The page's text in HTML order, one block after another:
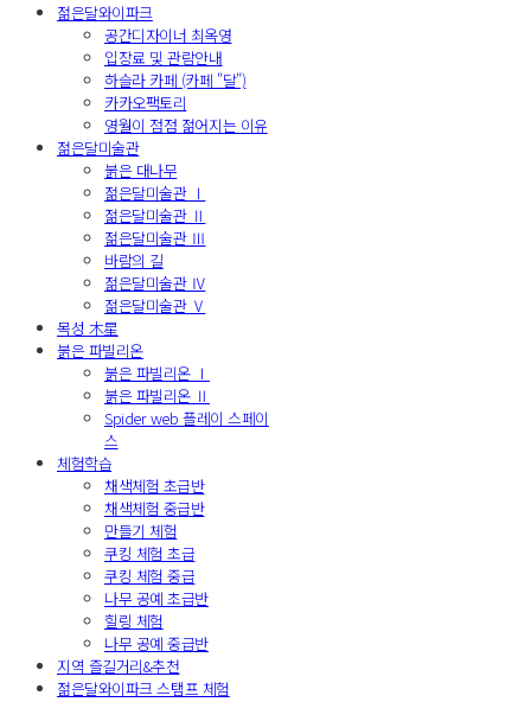
젊은달와이파크
공간디자이너 최옥영
입장료 및 관람안내
하슬라 카페 (카페 "달")
카카오팩토리
영월이 점점 젊어지는 이유
젊은달미술관
붉은 대나무
젊은달미술관 Ⅰ
젊은달미술관 Ⅱ
젊은달미술관 Ⅲ
바람의 길
젊은달미술관 Ⅳ
젊은달미술관 Ⅴ
목성 木星
붉은 파빌리온
붉은 파빌리온 Ⅰ
붉은 파빌리온 Ⅱ
Spider web 플레이 스페이
스
체험학습
채색체험 초급반
채색체험 중급반
만들기 체험
쿠킹 체험 초급
쿠킹 체험 중급
나무 공예 초급반
힐링 체험
나무 공예 중급반
지역 즐길거리&추천
젊은달와이파크 스탬프 체험